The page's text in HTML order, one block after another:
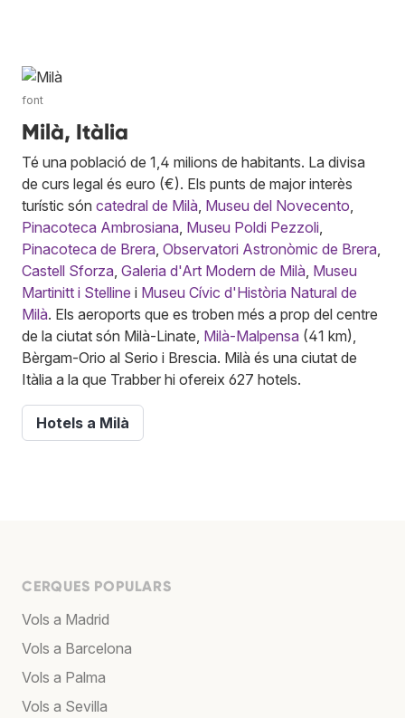
font
Milà, Itàlia
Té una població de 1,4 milions de habitants. La divisa
de curs legal és euro (€). Els punts de major interès
turístic són catedral de Milà Museu del Novecento
Pinacoteca Ambrosiana Museu Poldi Pezzoli
Pinacoteca de Brera Observatori Astronòmic de Brera
Castell Sforza Galeria d'Art Modern de Milà Museu
Martinitt i Stelline i Museu Cívic d'Història Natural de
Milà. Els aeroports que es troben més a prop del centre
de la ciutat són Milà-Linate, Milà-Malpensa (41 km),
Bèrgam-Orio al Serio i Brescia. Milà és una ciutat de
Itàlia a la que Trabber hi ofereix 627 hotels.
Hotels a Milà
CERQUES POPULARS
Vols a Madrid
Vols a Barcelona
Vols a Palma
Vols a Sevilla